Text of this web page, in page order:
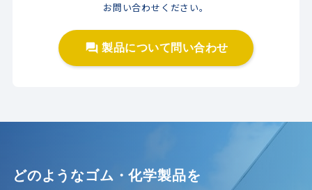
お問い合わせください。
どのようなゴム・化学製品を